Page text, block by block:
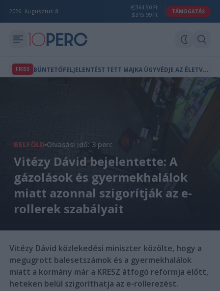
2026. Augusztus 8.
364.50 Ft
315.99 Ft
TÁMOGATÁS
FRISS B
ÜNTETŐFELJELENTÉST TETT MAJKA ÜGYVÉDJE AZ ÉLETVESZÉLYES FENYEGETÉS MIATT
BELFÖLD Olvasási idő: 3 perc
Vitézy Dávid bejelentette: A
gázolások és gyermekhalálok
miatt azonnal szigorítják az e-
rollerek szabályait
Vitézy Dávid közlekedési miniszter közölte, hogy a
megugrott balesetszámok és a gyermekhalálok
miatt a kormány már a KRESZ átfogó reformja előtt,
heteken belül szigoríthatja az e-rollerezést.